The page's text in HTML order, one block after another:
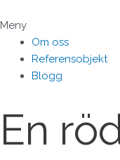
till
innehåll
Meny
Om oss
Referensobjekt
Blogg
En